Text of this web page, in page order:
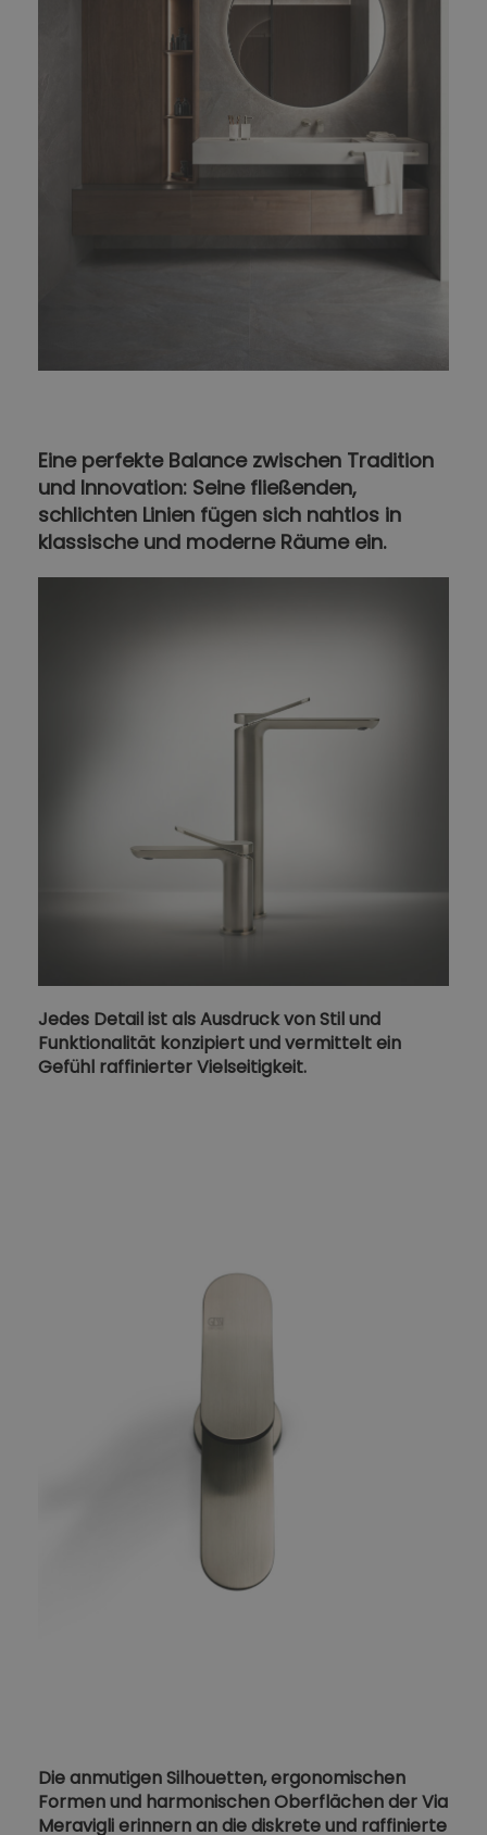
Eine perfekte Balance zwischen Tradition
und Innovation: Seine fließenden,
schlichten Linien fügen sich nahtlos in
klassische und moderne Räume ein.
Jedes Detail ist als Ausdruck von Stil und
Funktionalität konzipiert und vermittelt ein
Gefühl raffinierter Vielseitigkeit.
Die anmutigen Silhouetten, ergonomischen
Formen und harmonischen Oberflächen der Via
Meravigli erinnern an die diskrete und raffinierte